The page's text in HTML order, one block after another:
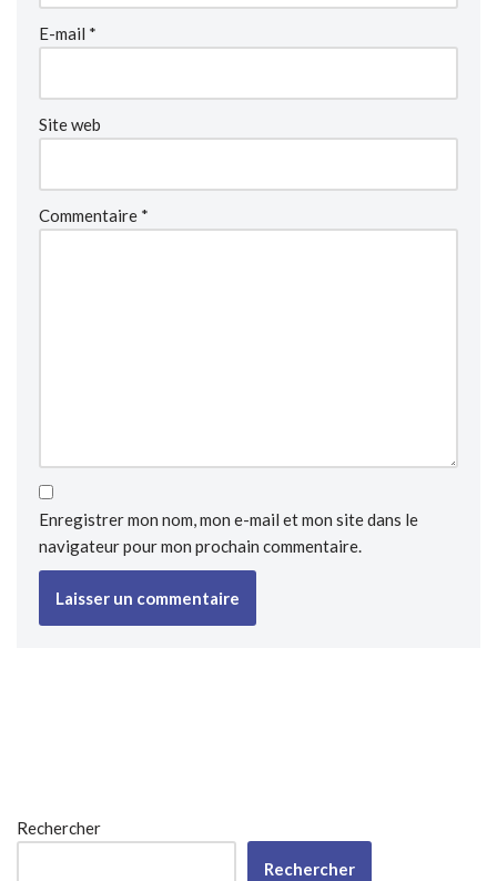
E-mail *
Site web
Commentaire *
Enregistrer mon nom, mon e-mail et mon site dans le
navigateur pour mon prochain commentaire.
Rechercher
Rechercher